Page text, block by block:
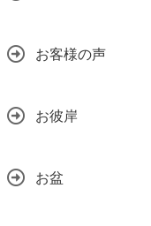
お客様の声
お彼岸
お盆